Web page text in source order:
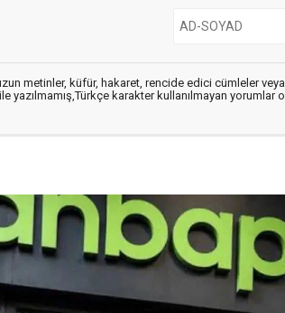
metinler, küfür, hakaret, rencide edici cümleler veya
yazılmamış,Türkçe karakter kullanılmayan yorumlar